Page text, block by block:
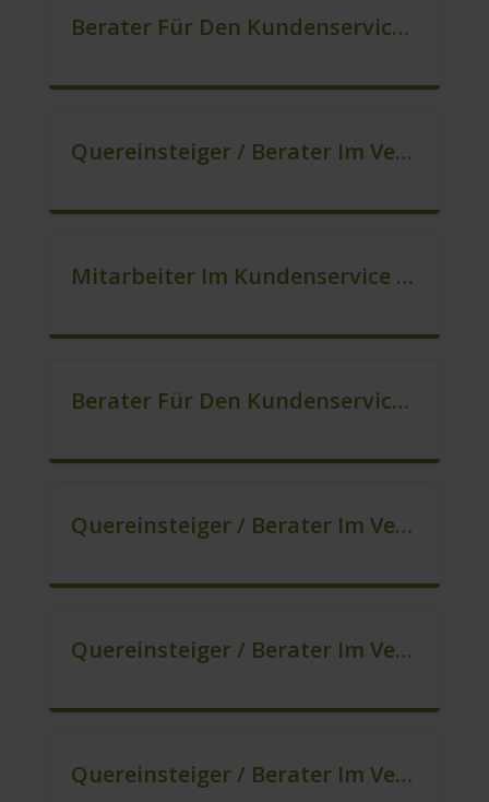
Berater Für Den Kundenservice (m/w/d)
Quereinsteiger / Berater Im Vertrieb In VZ/TZ (m/w/d)
Mitarbeiter Im Kundenservice (Quereinstieg Möglich!) (m/w/d)
Berater Für Den Kundenservice / Beratung (m/w/d)
Quereinsteiger / Berater Im Vertrieb (Außendienst) (m/w/d)
Quereinsteiger / Berater Im Vertrieb In Festanstellung (m/w/d)
Quereinsteiger / Berater Im Vertrieb, Keine Zeitarbeit! (m/w/d)